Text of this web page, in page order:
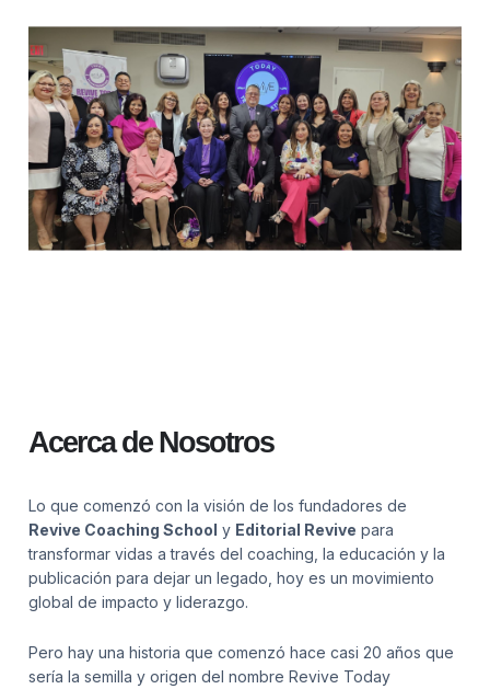
Acerca de Nosotros
Lo que comenzó con la visión de los fundadores de
Revive Coaching School y Editorial Revive para
transformar vidas a través del coaching, la educación y la
publicación para dejar un legado, hoy es un movimiento
global de impacto y liderazgo.
Pero hay una historia que comenzó hace casi 20 años que
sería la semilla y origen del nombre Revive Today